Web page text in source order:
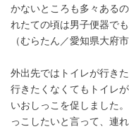
かないところも多々ある
れたての頃は男子便器で
（むらたん／愛知県大府市
外出先ではトイレが行き
行きたくなくてもトイレ
いおしっこを促しました
っこしたいと言って、連